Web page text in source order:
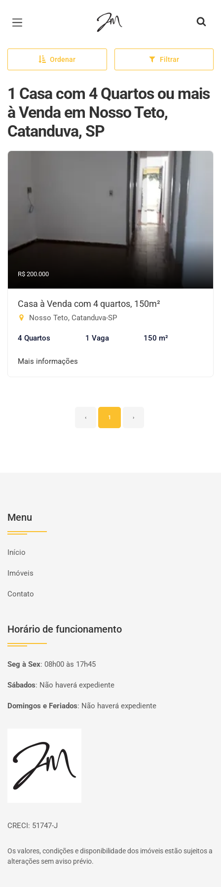
Página inicial
Ordenar Filtrar
1 Casa com 4 Quartos ou mais
à Venda em Nosso Teto,
Catanduva, SP
R$ 200.000
Casa à Venda com 4 quartos, 150m²
Nosso Teto, Catanduva-SP
4 Quartos 1 Vaga 150 m²
Mais informações
‹ 1 ›
Menu
Início
Imóveis
Contato
Horário de funcionamento
Seg à Sex: 08h00 às 17h45
Sábados: Não haverá expediente
Domingos e Feriados: Não haverá expediente
CRECI: 51747-J
Os valores, condições e disponibilidade dos imóveis estão sujeitos a
alterações sem aviso prévio.